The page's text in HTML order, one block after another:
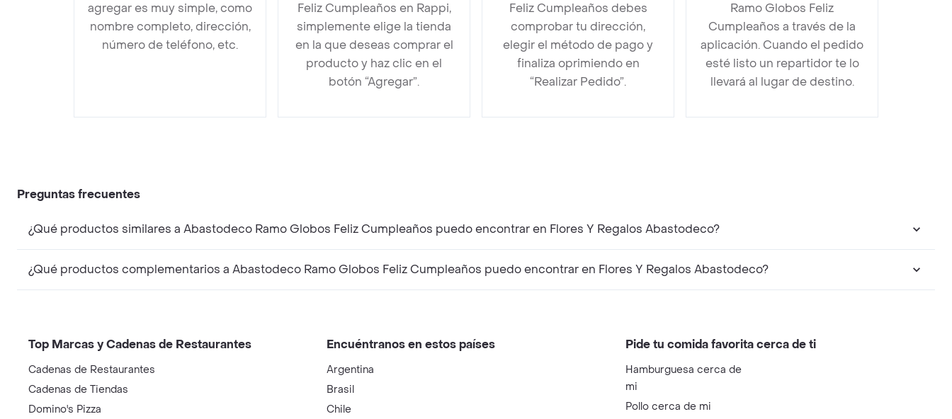
agregar es muy simple, como
nombre completo, dirección,
número de teléfono, etc.
Feliz Cumpleaños en Rappi,
simplemente elige la tienda
en la que deseas comprar el
producto y haz clic en el
botón “Agregar”.
Feliz Cumpleaños debes
comprobar tu dirección,
elegir el método de pago y
finaliza oprimiendo en
“Realizar Pedido”.
Ramo Globos Feliz
Cumpleaños a través de la
aplicación. Cuando el pedido
esté listo un repartidor te lo
llevará al lugar de destino.
Preguntas frecuentes
¿Qué productos similares a Abastodeco Ramo Globos Feliz Cumpleaños puedo encontrar en Flores Y Regalos Abastodeco?
¿Qué productos complementarios a Abastodeco Ramo Globos Feliz Cumpleaños puedo encontrar en Flores Y Regalos Abastodeco?
Top Marcas y Cadenas de Restaurantes
Cadenas de Restaurantes
Cadenas de Tiendas
Domino's Pizza
Encuéntranos en estos países
Argentina
Brasil
Chile
Pide tu comida favorita cerca de ti
Hamburguesa cerca de
mi
Pollo cerca de mi